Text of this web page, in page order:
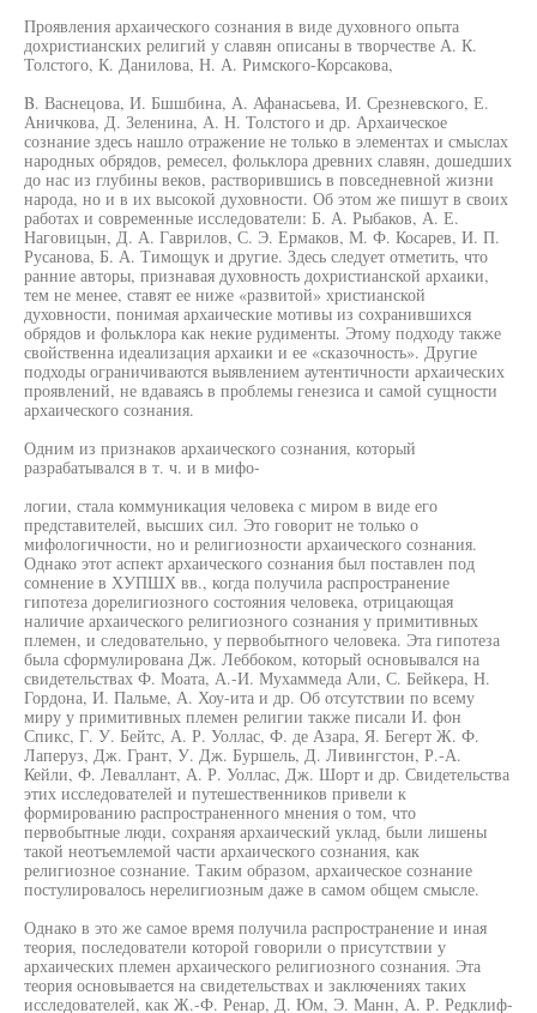
Проявления архаического сознания в виде духовного опыта
дохристианских религий у славян описаны в творчестве А. К.
Толстого, К. Данилова, Н. А. Римского-Корсакова,
B. Васнецова, И. Бшшбина, А. Афанасьева, И. Срезневского, Е.
Аничкова, Д. Зеленина, А. Н. Толстого и др. Архаическое
сознание здесь нашло отражение не только в элементах и смыслах
народных обрядов, ремесел, фольклора древних славян, дошедших
до нас из глубины веков, растворившись в повседневной жизни
народа, но и в их высокой духовности. Об этом же пишут в своих
работах и современные исследователи: Б. А. Рыбаков, А. Е.
Наговицын, Д. А. Гаврилов, С. Э. Ермаков, М. Ф. Косарев, И. П.
Русанова, Б. А. Тимощук и другие. Здесь следует отметить, что
ранние авторы, признавая духовность дохристианской архаики,
тем не менее, ставят ее ниже «развитой» христианской
духовности, понимая архаические мотивы из сохранившихся
обрядов и фольклора как некие рудименты. Этому подходу также
свойственна идеализация архаики и ее «сказочность». Другие
подходы ограничиваются выявлением аутентичности архаических
проявлений, не вдаваясь в проблемы генезиса и самой сущности
архаического сознания.
Одним из признаков архаического сознания, который
разрабатывался в т. ч. и в мифо-
логии, стала коммуникация человека с миром в виде его
представителей, высших сил. Это говорит не только о
мифологичности, но и религиозности архаического сознания.
Однако этот аспект архаического сознания был поставлен под
сомнение в ХУПШХ вв., когда получила распространение
гипотеза дорелигиозного состояния человека, отрицающая
наличие архаического религиозного сознания у примитивных
племен, и следовательно, у первобытного человека. Эта гипотеза
была сформулирована Дж. Леббоком, который основывался на
свидетельствах Ф. Моата, А.-И. Мухаммеда Али, С. Бейкера, Н.
Гордона, И. Пальме, А. Хоу-ита и др. Об отсутствии по всему
миру у примитивных племен религии также писали И. фон
Спикс, Г. У. Бейтс, А. Р. Уоллас, Ф. де Азара, Я. Бегерт Ж. Ф.
Лаперуз, Дж. Грант, У. Дж. Буршель, Д. Ливингстон, Р.-А.
Кейли, Ф. Леваллант, А. Р. Уоллас, Дж. Шорт и др. Свидетельства
этих исследователей и путешественников привели к
формированию распространенного мнения о том, что
первобытные люди, сохраняя архаический уклад, были лишены
такой неотъемлемой части архаического сознания, как
религиозное сознание. Таким образом, архаическое сознание
постулировалось нерелигиозным даже в самом общем смысле.
Однако в это же самое время получила распространение и иная
теория, последователи которой говорили о присутствии у
архаических племен архаического религиозного сознания. Эта
теория основывается на свидетельствах и заключениях таких
исследователей, как Ж.-Ф. Ренар, Д. Юм, Э. Манн, А. Р. Редклиф-